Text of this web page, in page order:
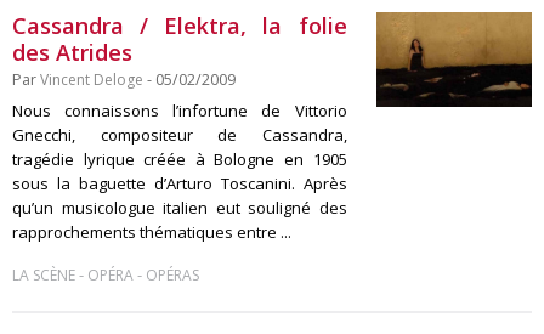
Cassandra / Elektra, la folie
des Atrides
ParVincent Deloge - 05/02/2009
Nous connaissons l’infortune de Vittorio
Gnecchi, compositeur de Cassandra,
tragédie lyrique créée à Bologne en 1905
sous la baguette d’Arturo Toscanini. Après
qu’un musicologue italien eut souligné des
rapprochements thématiques entre ...
LA SCÈNE- OPÉRA- OPÉRAS